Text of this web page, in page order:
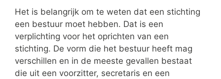
Het is belangrijk om te weten dat een stichting
een bestuur moet hebben. Dat is een
verplichting voor het oprichten van een
stichting. De vorm die het bestuur heeft mag
verschillen en in de meeste gevallen bestaat
die uit een voorzitter, secretaris en een